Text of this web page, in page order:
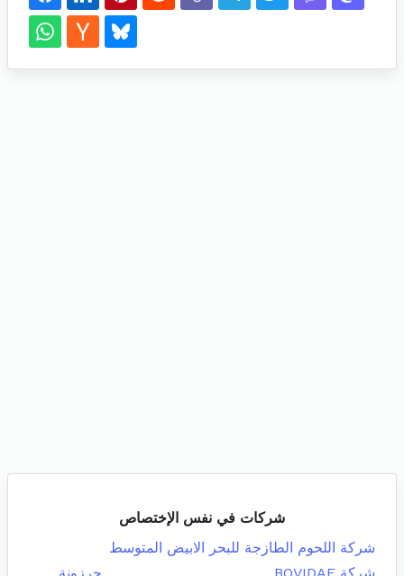
شركات في نفس الإختصاص
شركة اللحوم الطازجة للبحر الابيض المتوسط